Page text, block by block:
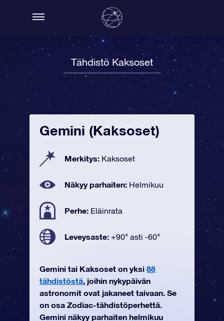
Tähdistö Kaksoset
Gemini (Kaksoset)
Merkitys: Kaksoset
Näkyy parhaiten: Helmikuu
Perhe: Eläinrata
Leveysaste: +90° asti -60°
Gemini tai Kaksoset on yksi 88
tähdistöstä, joihin nykypäivän
astronomit ovat jakaneet taivaan. Se
on osa Zodiac-tähdistöperhettä.
Gemini näkyy parhaiten helmikuu